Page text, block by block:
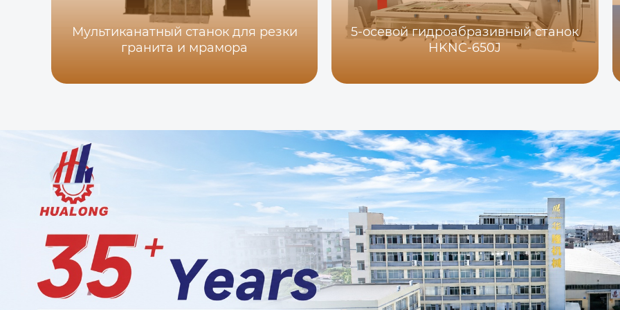
Мультиканатный станок для резки
гранита и мрамора
5-осевой гидроабразивный станок
HKNC-650J